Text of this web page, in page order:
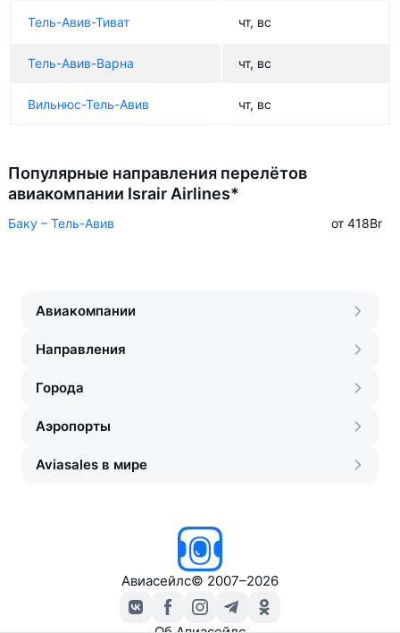
Тель-Авив-Тиват чт, вс
Тель-Авив-Варна чт, вс
Вильнюс-Тель-Авив чт, вс
Популярные направления перелётов
авиакомпании Israir Airlines*
Баку – Тель-Авив от 418Br
Авиакомпании
Направления
Города
Аэропорты
Aviasales в мире
Авиасейлс© 2007–2026